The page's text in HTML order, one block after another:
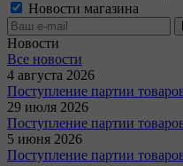
Новости магазина
Новости
Все новости
4 августа 2026
Поступление партии
29 июля 2026
Поступление партии
5 июня 2026
Поступление партии